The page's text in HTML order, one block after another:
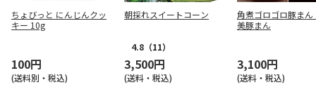
ちょびっと にんじんクッ
キー 10g
100円
(送料別・税込)
朝採れスイートコーン
4.8 （11）
3,500円
(送料・税込)
角煮ゴロゴロ豚まん
美豚まん
3,100円
(送料・税込)